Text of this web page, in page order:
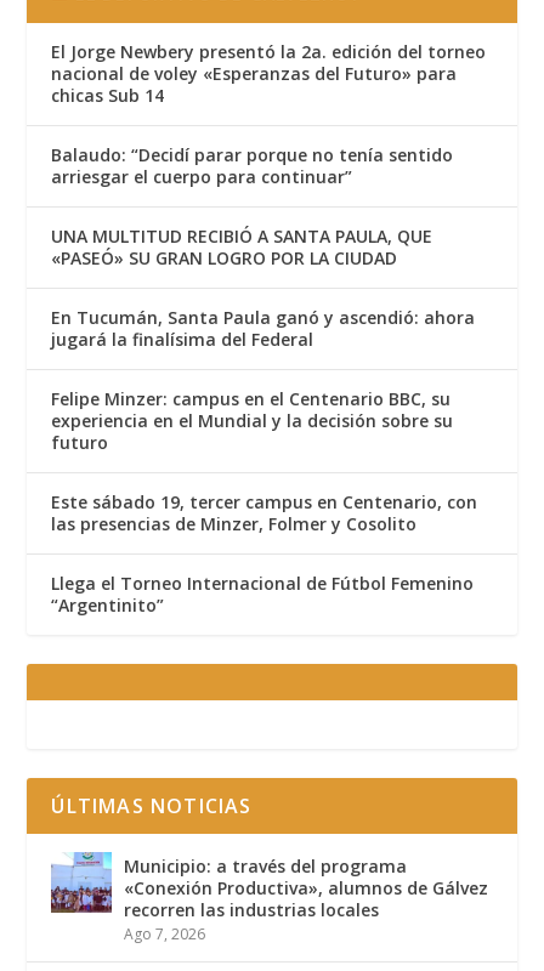
El Jorge Newbery presentó la 2a. edición del torneo
nacional de voley «Esperanzas del Futuro» para
chicas Sub 14
Balaudo: “Decidí parar porque no tenía sentido
arriesgar el cuerpo para continuar”
UNA MULTITUD RECIBIÓ A SANTA PAULA, QUE
«PASEÓ» SU GRAN LOGRO POR LA CIUDAD
En Tucumán, Santa Paula ganó y ascendió: ahora
jugará la finalísima del Federal
Felipe Minzer: campus en el Centenario BBC, su
experiencia en el Mundial y la decisión sobre su
futuro
Este sábado 19, tercer campus en Centenario, con
las presencias de Minzer, Folmer y Cosolito
Llega el Torneo Internacional de Fútbol Femenino
“Argentinito”
ÚLTIMAS NOTICIAS
Municipio: a través del programa
«Conexión Productiva», alumnos de Gálvez
recorren las industrias locales
Ago 7, 2026